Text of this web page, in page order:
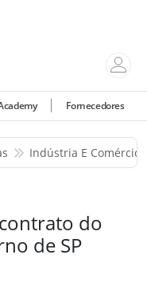
Fornecedores
Indústria E Comércio
do
de SP